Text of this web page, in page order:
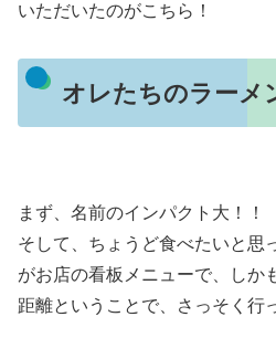
いただいたのがこちら！
オレたちのラーメ
まず、名前のインパクト大！！
そして、ちょうど食べたいと思
がお店の看板メニューで、しか
距離ということで、さっそく行